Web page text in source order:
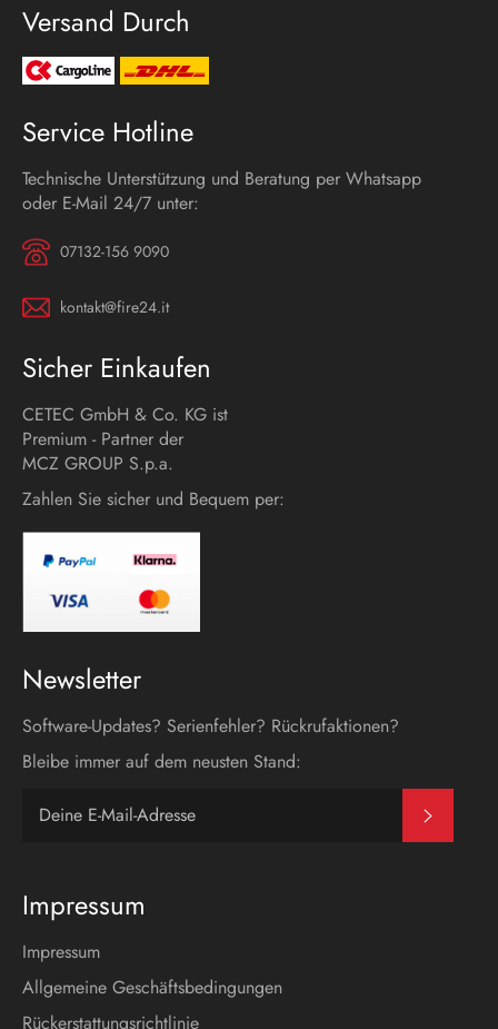
Versand Durch
Service Hotline
Technische Unterstützung und Beratung per Whatsapp
oder E-Mail 24/7 unter:
07132-156 9090
kontakt@fire24.it
Sicher Einkaufen
CETEC GmbH & Co. KG ist
Premium - Partner der
MCZ GROUP S.p.a.
Zahlen Sie sicher und Bequem per:
Newsletter
Software-Updates? Serienfehler? Rückrufaktionen?
Bleibe immer auf dem neusten Stand:
Impressum
Impressum
Allgemeine Geschäftsbedingungen
Rückerstattungsrichtlinie